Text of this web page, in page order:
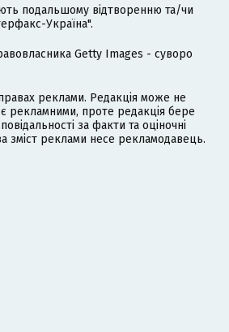
подальшому відтворенню та/чи
Україна".
Getty Images - суворо
реклами. Редакція може не
рекламними, проте редакція бере
за факти та оціночні
зміст реклами несе рекламодавець.